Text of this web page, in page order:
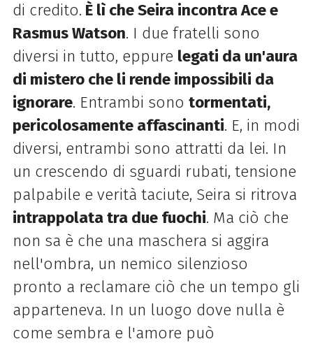
di credito. È lì che Seira incontra Ace e
Rasmus Watson. I due fratelli sono
diversi in tutto, eppure legati da un'aura
di mistero che li rende impossibili da
ignorare. Entrambi sono tormentati,
pericolosamente affascinanti. E, in modi
diversi, entrambi sono attratti da lei. In
un crescendo di sguardi rubati, tensione
palpabile e verità taciute, Seira si ritrova
intrappolata tra due fuochi. Ma ciò che
non sa è che una maschera si aggira
nell'ombra, un nemico silenzioso
pronto a reclamare ciò che un tempo gli
apparteneva. In un luogo dove nulla è
come sembra e l'amore può